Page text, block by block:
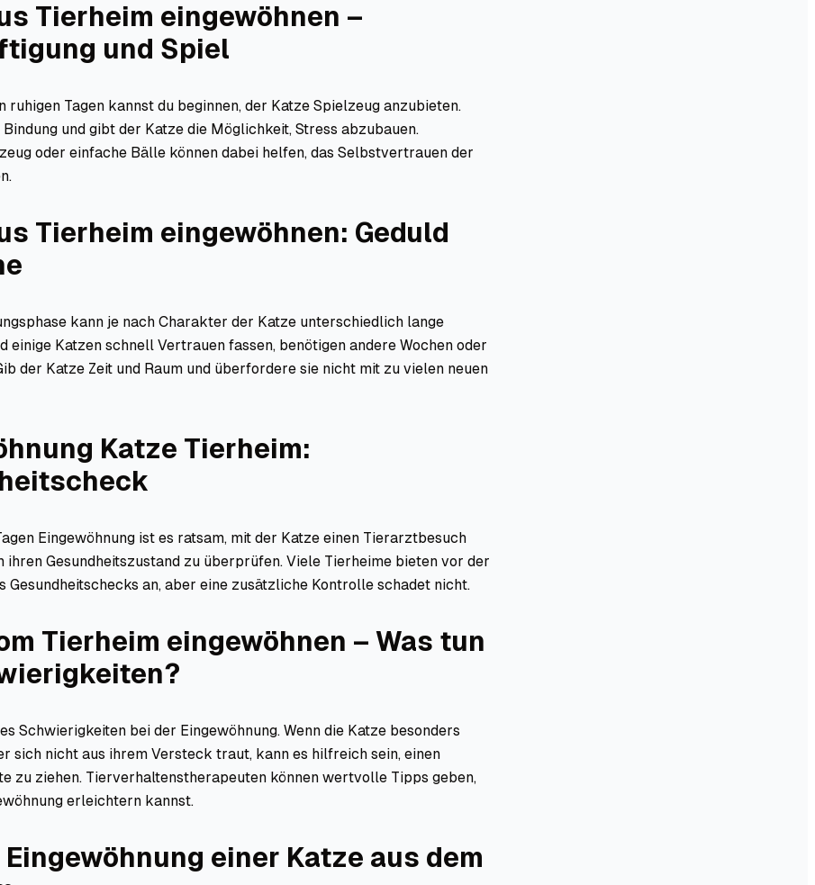
Tierheim eingewöhnen –
und Spiel
ruhigen Tagen kannst du beginnen, der Katze Spielzeug anzubieten.
und gibt der Katze die Möglichkeit, Stress abzubauen.
oder einfache Bälle können dabei helfen, das Selbstvertrauen der
Tierheim eingewöhnen: Geduld
kann je nach Charakter der Katze unterschiedlich lange
einige Katzen schnell Vertrauen fassen, benötigen andere Wochen oder
der Katze Zeit und Raum und überfordere sie nicht mit zu vielen neuen
Katze Tierheim:
Eingewöhnung ist es ratsam, mit der Katze einen Tierarztbesuch
ihren Gesundheitszustand zu überprüfen. Viele Tierheime bieten vor der
Gesundheitschecks an, aber eine zusätzliche Kontrolle schadet nicht.
Tierheim eingewöhnen – Was tun
Schwierigkeiten bei der Eingewöhnung. Wenn die Katze besonders
sich nicht aus ihrem Versteck traut, kann es hilfreich sein, einen
zu ziehen. Tierverhaltenstherapeuten können wertvolle Tipps geben,
erleichtern kannst.
Eingewöhnung einer Katze aus dem